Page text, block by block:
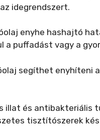
idegrendszert.
enyhe hashajtó
a puffadást vagy a
segíthet enyhíteni
illat és antibakteriális
tisztítószerek